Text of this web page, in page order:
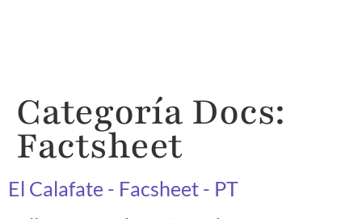
Categoría Docs:
Factsheet
El Calafate - Facsheet - PT